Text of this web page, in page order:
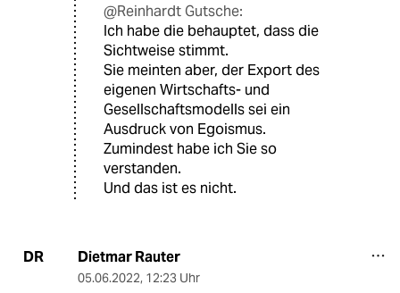
@Reinhardt Gutsche:
Ich habe die behauptet, dass die
Sichtweise stimmt.
Sie meinten aber, der Export des
eigenen Wirtschafts- und
Gesellschaftsmodells sei ein
Ausdruck von Egoismus.
Zumindest habe ich Sie so
verstanden.
Und das ist es nicht.
DR Dietmar Rauter
05.06.2022, 12:23 Uhr